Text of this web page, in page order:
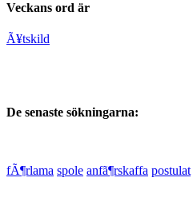
Veckans ord är
Ã¥tskild
De senaste sökningarna:
fÃ¶rlama spole anfã¶rskaffa postulat